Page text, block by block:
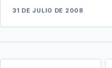
31 DE JULIO DE 2008